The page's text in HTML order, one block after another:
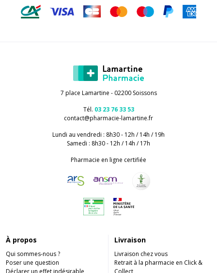
7 place Lamartine - 02200 Soissons
Tél. 03 23 76 33 53
contact@pharmacie-lamartine.fr
Lundi au vendredi : 8h30 - 12h / 14h / 19h
Samedi : 8h30 - 12h / 14h / 17h
Pharmacie en ligne certifiée
À propos
Qui sommes-nous ?
Poser une question
Déclarer un effet indésirable
Livraison
Livraison chez vous
Retrait à la pharmacie en Click &
Collect